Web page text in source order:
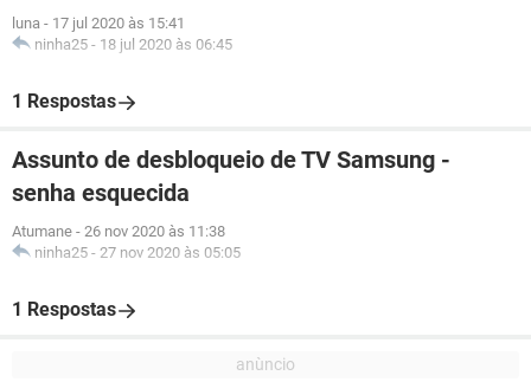
luna - 17 jul 2020 às 15:41
ninha25 - 18 jul 2020 às 06:45
1 Respostas
Assunto de desbloqueio de TV Samsung -
senha esquecida
Atumane - 26 nov 2020 às 11:38
ninha25 - 27 nov 2020 às 05:05
1 Respostas